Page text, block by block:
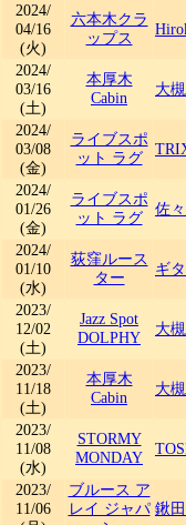
2024/
04/16
(火)
六本木クラ
ップス
2024/
03/16
(土)
本厚木
Cabin
大
2024/
03/08
(金)
ライブスポ
ット ラグ
2024/
01/26
(金)
ライブスポ
ット ラグ
佐
2024/
01/10
(水)
荻窪ルース
ター
ギ
2023/
12/02
(土)
Jazz Spot
DOLPHY
大
2023/
11/18
(土)
本厚木
Cabin
大
2023/
11/08
(水)
STORMY
MONDAY
2023/
11/06
ブルース ア
レイ ジャパ 鍬